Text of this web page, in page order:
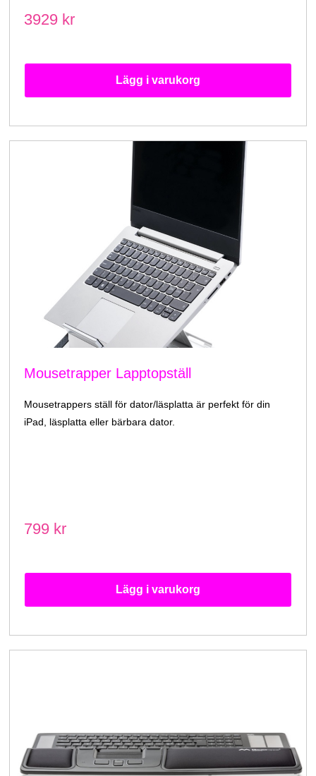
3929 kr
Lägg i varukorg
Mousetrapper Lapptopställ
Mousetrappers ställ för dator/läsplatta är perfekt för din
iPad, läsplatta eller bärbara dator.
799 kr
Lägg i varukorg